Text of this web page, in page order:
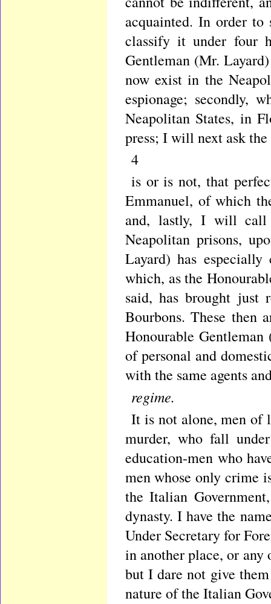
acquainted. In order
classify it under four
Gentleman (Mr.
now exist in the
espionage; secondly,
Neapolitan States, in
press; I will next ask
4
is or is not, that
Emmanuel, of which
and, lastly, I will
Neapolitan prisons,
Layard) has
which, as the
said, has brought just
Bourbons. These
Honourable
of personal and
with the same agents
regime.
It is not alone, men of
murder, who fall
education-men who
men whose only crime
the Italian
dynasty. I have the
Under Secretary for
in another place, or any
but I dare not give
nature of the Italian